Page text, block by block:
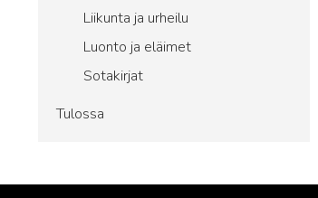
Liikunta ja urheilu
Luonto ja eläimet
Sotakirjat
Tulossa